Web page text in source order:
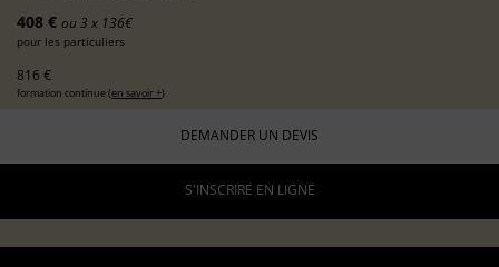
408 € ou 3 x 136€
pour les particuliers
816 €
formation continue (en savoir +)
DEMANDER UN DEVIS
S'INSCRIRE EN LIGNE